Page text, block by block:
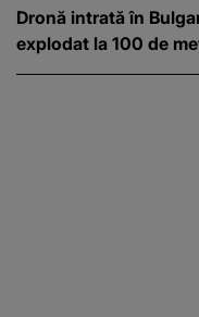
Dronă intrată în
explodat la 100 de